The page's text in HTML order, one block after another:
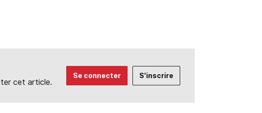
cet article.
Se connecter S'inscrire